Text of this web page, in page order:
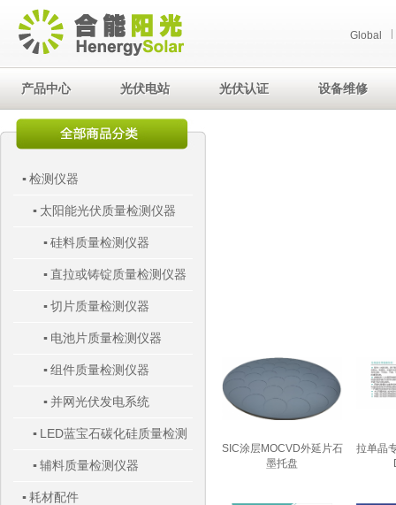
Global
产品中心 光伏电站 光伏认证 设备维修
▪ 检测仪器
▪ 太阳能光伏质量检测仪器
▪ 硅料质量检测仪器
▪ 直拉或铸锭质量检测仪器
▪ 切片质量检测仪器
▪ 电池片质量检测仪器
▪ 组件质量检测仪器
▪ 并网光伏发电系统
▪ LED蓝宝石碳化硅质量检测
仪器
▪ 辅料质量检测仪器
▪ 耗材配件
SIC涂层MOCVD外延片石
墨托盘
拉单晶